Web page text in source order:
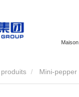
Maison
produits Mini-pepper